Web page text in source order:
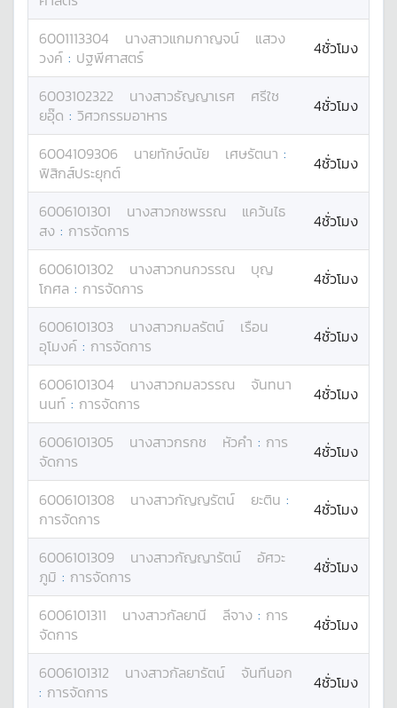
6001113304 นางสาวแกมกาญจน์
แสวง
วงค์ : ปฐพีศาสตร์ 4ชั่วโมง
6003102322 นางสาวธัญญาเรศ
ศรีใช
ยอุ๊ด : วิศวกรรมอาหาร 4ชั่วโมง
6004109306 นายทักษ์ดนัย เศษรัตนา :
ฟิสิกส์ประยุกต์
4ชั่วโมง
6006101301 นางสาวกชพรรณ
แคว้นไธ
สง : การจัดการ 4ชั่วโมง
6006101302 นางสาวกนกวรรณ
บุญ
โกศล : การจัดการ 4ชั่วโมง
6006101303 นางสาวกมลรัตน์
เรือน
อุโมงค์ : การจัดการ 4ชั่วโมง
6006101304 นางสาวกมลวรรณ
จันทนา
นนท์ : การจัดการ 4ชั่วโมง
6006101305 นางสาวกรกช หัวคำ : การ
จัดการ
4ชั่วโมง
6006101308 นางสาวกัญญรัตน์ ยะติน :
การจัดการ
4ชั่วโมง
6006101309 นางสาวกัญญารัตน์
อัศวะ
ภูมิ : การจัดการ 4ชั่วโมง
6006101311 นางสาวกัลยานี ลีจาง : การ
จัดการ
4ชั่วโมง
6006101312 นางสาวกัลยารัตน์
จันทีนอก
: การจัดการ 4ชั่วโมง